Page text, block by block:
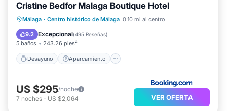
Cristine Bedfor Malaga Boutique Hotel
Málaga · Centro histórico de Málaga 0.10 mi al centro
9.2 Excepcional(495 Reseñas)
5 baños 243.26 pies²
Desayuno Aparcamiento
Desayuno
Aparcamiento
Balcón/Terraza
US $295/noche
7 noches - US $2,064 VER OFERTA